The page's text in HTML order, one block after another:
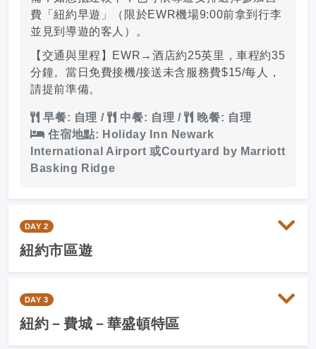
費「紐約早遊」（限於EWR機場9:00前拿到行李
並見到導遊的客人）。
【交通與里程】EWR→酒店約25英里，車程約35
分鐘。當日免費接機/接送未含服務費$15/每人，
請提前準備。
早餐: 自理 / 中餐: 自理 /
晚餐: 自理
住宿地點: Holiday Inn Newark
International Airport 或Courtyard by Marriott
Basking Ridge
DAY 2
紐約市區遊
DAY 3
紐約－費城－華盛頓特區